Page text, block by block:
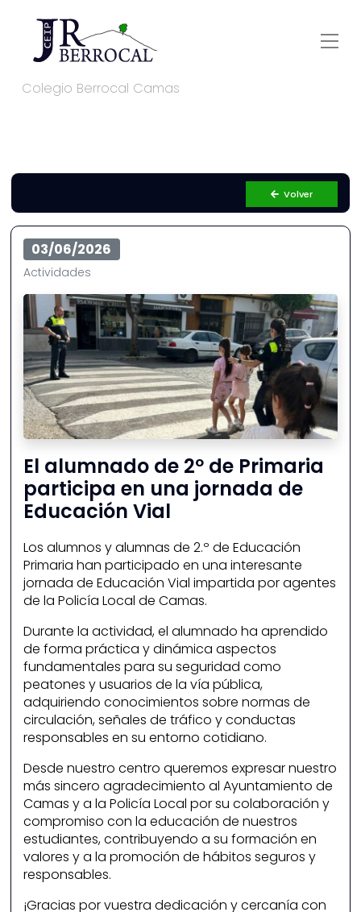
Colegio Berrocal Camas
Volver
03/06/2026
Actividades
El alumnado de 2º de Primaria
participa en una jornada de
Educación Vial
Los alumnos y alumnas de 2.º de Educación
Primaria han participado en una interesante
jornada de Educación Vial impartida por agentes
de la Policía Local de Camas.
Durante la actividad, el alumnado ha aprendido
de forma práctica y dinámica aspectos
fundamentales para su seguridad como
peatones y usuarios de la vía pública,
adquiriendo conocimientos sobre normas de
circulación, señales de tráfico y conductas
responsables en su entorno cotidiano.
Desde nuestro centro queremos expresar nuestro
más sincero agradecimiento al Ayuntamiento de
Camas y a la Policía Local por su colaboración y
compromiso con la educación de nuestros
estudiantes, contribuyendo a su formación en
valores y a la promoción de hábitos seguros y
responsables.
¡Gracias por vuestra dedicación y cercanía con